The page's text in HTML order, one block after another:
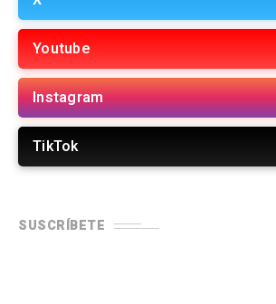
Youtube
Instagram
TikTok
SUSCRÍBETE